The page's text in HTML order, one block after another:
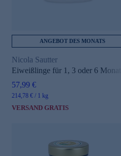
ANGEBOT DES MONATS
Nicola Sautter
Eiweißlinge für 1, 3 oder 6 Monate
57,99 €
214,78 € / 1 kg
VERSAND GRATIS